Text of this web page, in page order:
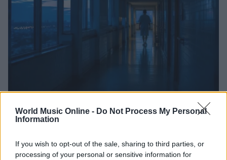
World Music Online - Do Not Process My Personal
Information
If you wish to opt-out of the sale, sharing to third parties, or
processing of your personal or sensitive information for
Noemi in ospedale: il racconto della riabilitazione e il
Susanna Riva · 6 Ago 2026